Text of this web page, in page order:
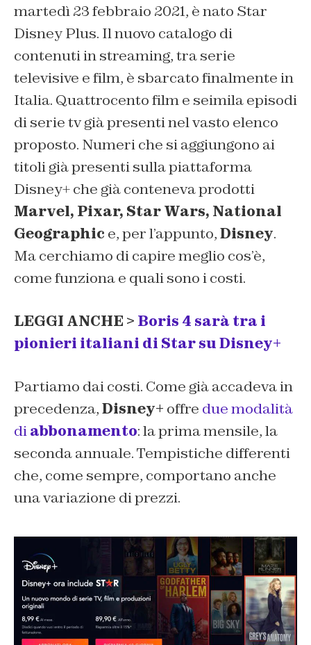
martedì 23 febbraio 2021, è nato Star
Disney Plus. Il nuovo catalogo di
contenuti in streaming, tra serie
televisive e film, è sbarcato finalmente in
Italia. Quattrocento film e seimila episodi
di serie tv già presenti nel vasto elenco
proposto. Numeri che si aggiungono ai
titoli già presenti sulla piattaforma
Disney+ che già conteneva prodotti
Marvel, Pixar, Star Wars, National
Geographic e, per l’appunto,Disney.
Ma cerchiamo di capire meglio cos’è,
come funziona e quali sono i costi.
LEGGI ANCHE > Boris 4 sarà tra i
pionieri italiani di Star su Disney+
Partiamo dai costi. Come già accadeva in
precedenza,Disney+ offre due modalità
diabbonamento: la prima mensile, la
seconda annuale. Tempistiche differenti
che, come sempre, comportano anche
una variazione di prezzi.